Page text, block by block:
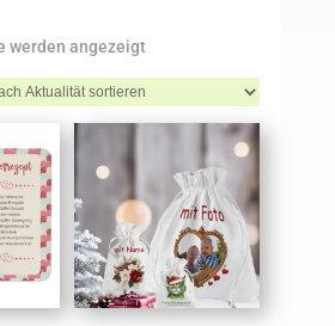
werden angezeigtNach
sortiert